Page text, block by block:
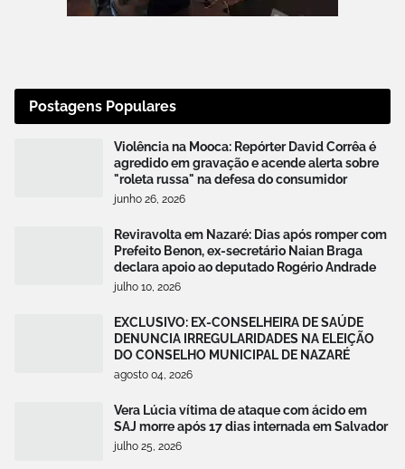
Postagens Populares
Violência na Mooca: Repórter David Corrêa é
agredido em gravação e acende alerta sobre
"roleta russa" na defesa do consumidor
junho 26, 2026
Reviravolta em Nazaré: Dias após romper com
Prefeito Benon, ex-secretário Naian Braga
declara apoio ao deputado Rogério Andrade
julho 10, 2026
EXCLUSIVO: EX-CONSELHEIRA DE SAÚDE
DENUNCIA IRREGULARIDADES NA ELEIÇÃO
DO CONSELHO MUNICIPAL DE NAZARÉ
agosto 04, 2026
Vera Lúcia vítima de ataque com ácido em
SAJ morre após 17 dias internada em Salvador
julho 25, 2026